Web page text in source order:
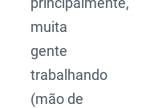
muita
gente
trabalhando
(mão de